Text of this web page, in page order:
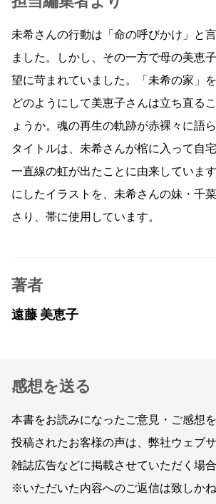
未希さんの行動は「命の呼びかけ」と
ました。しかし、その一方で母の美恵
望に苛まれていました。「未希の家」
どのようにして美恵子さんは立ち直る
ょうか。魂の再生の軌跡が赤裸々に語
タイトルは、未希さんが棺に入って自
一直線の虹が出たことに由来していま
にしたイラストを、未希さんの妹・千
さり、帯に使用しています。
著者
遠藤 美恵子
感想を送る
本書をお読みになったご意見・ご感想
投稿されたお客様の声は、弊社ウェブ
雑誌広告などに掲載させていただく場
※いただいた内容へのご返信は致しか